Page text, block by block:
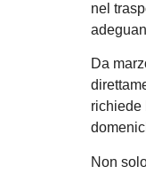
nel
Da
richiede
Non